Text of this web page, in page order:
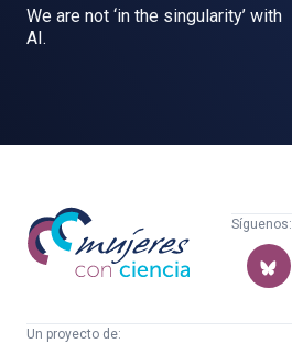
We are not ‘in the singularity’ with
AI.
Mujeres
con
ciencia
Síguenos:
Un proyecto de: